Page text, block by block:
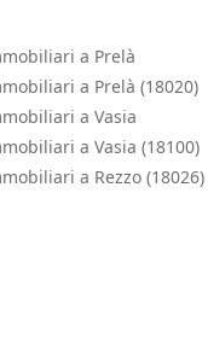
a Prelà
a Prelà (18020)
a Vasia
a Vasia (18100)
a Rezzo (18026)